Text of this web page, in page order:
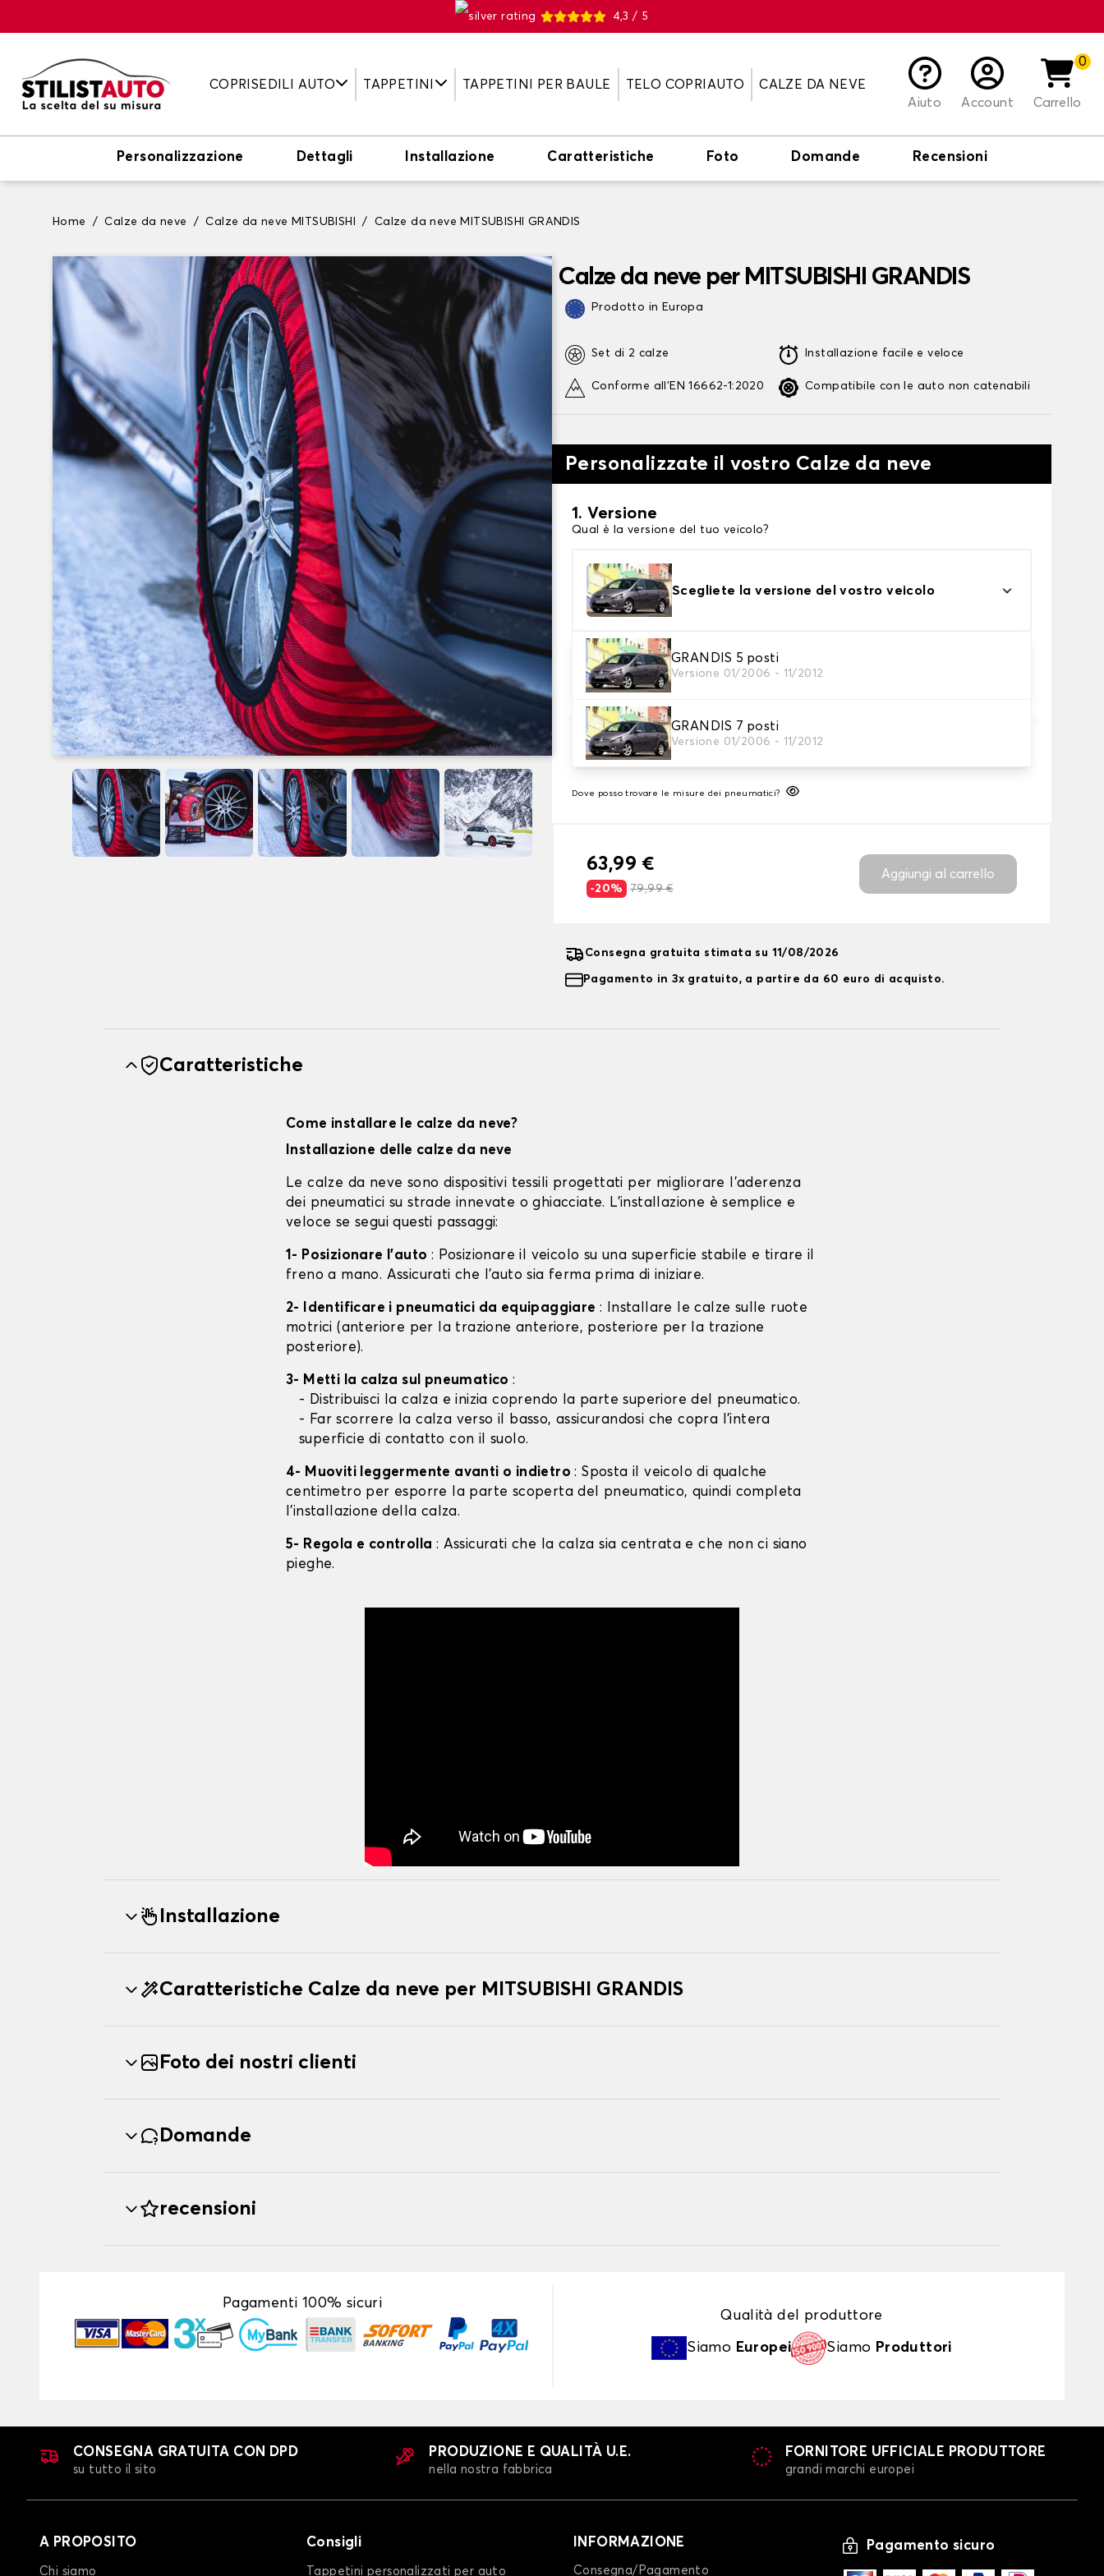
4,3 / 5
COPRISEDILI AUTO TAPPETINI TAPPETINI PER BAULE TELO COPRIAUTO
CALZE DA NEVE
Aiuto
Account
0
Carrello
Personalizzazione Dettagli Installazione Caratteristiche Foto Domande Recensioni
Home Calze da neve Calze da neve MITSUBISHI Calze da neve MITSUBISHI GRANDIS
Calze da neve per MITSUBISHI GRANDIS
Prodotto in Europa
Set di 2 calze
Conforme all'EN 16662-1:2020
Installazione facile e veloce
Compatibile con le auto non catenabili
Personalizzate il vostro Calze da neve
1. Versione
Qual è la versione del tuo veicolo?
Scegliete la versione del vostro veicolo
GRANDIS 5 posti
Versione 01/2006 - 11/2012
GRANDIS 7 posti
Versione 01/2006 - 11/2012
2. Finitura a calza
Scegli le calze da neve adatte alle tue necessità
3. Dimensioni
Inserire le dimensioni del pneumatico
Dove posso trovare le misure dei pneumatici?
63,99 €
-20% 79,99 €
Aggiungi al carrello
Consegna gratuita stimata su 11/08/2026
Pagamento in 3x gratuito, a partire da 60 euro di acquisto.
Caratteristiche
Come installare le calze da neve?
Installazione delle calze da neve
Le calze da neve sono dispositivi tessili progettati per migliorare l'aderenza
dei pneumatici su strade innevate o ghiacciate. L'installazione è semplice e
veloce se segui questi passaggi:
1- Posizionare l'auto : Posizionare il veicolo su una superficie stabile e tirare il
freno a mano. Assicurati che l'auto sia ferma prima di iniziare.
2- Identificare i pneumatici da equipaggiare : Installare le calze sulle ruote
motrici (anteriore per la trazione anteriore, posteriore per la trazione
posteriore).
3- Metti la calza sul pneumatico:
- Distribuisci la calza e inizia coprendo la parte superiore del pneumatico.
- Far scorrere la calza verso il basso, assicurandosi che copra l'intera
superficie di contatto con il suolo.
4- Muoviti leggermente avanti o indietro: Sposta il veicolo di qualche
centimetro per esporre la parte scoperta del pneumatico, quindi completa
l'installazione della calza.
5- Regola e controlla : Assicurati che la calza sia centrata e che non ci siano
pieghe.
Installazione
Caratteristiche Calze da neve per MITSUBISHI GRANDIS
Foto dei nostri clienti
Domande
recensioni
Pagamenti 100% sicuri
Qualità del produttore
Siamo Europei Siamo Produttori
CONSEGNA GRATUITA CON DPD
su tutto il sito
PRODUZIONE E QUALITÀ U.E.
nella nostra fabbrica
FORNITORE UFFICIALE PRODUTTORE
grandi marchi europei
A PROPOSITO
Chi siamo
Consigli
Tappetini personalizzati per auto
INFORMAZIONE
Consegna/Pagamento
Pagamento sicuro